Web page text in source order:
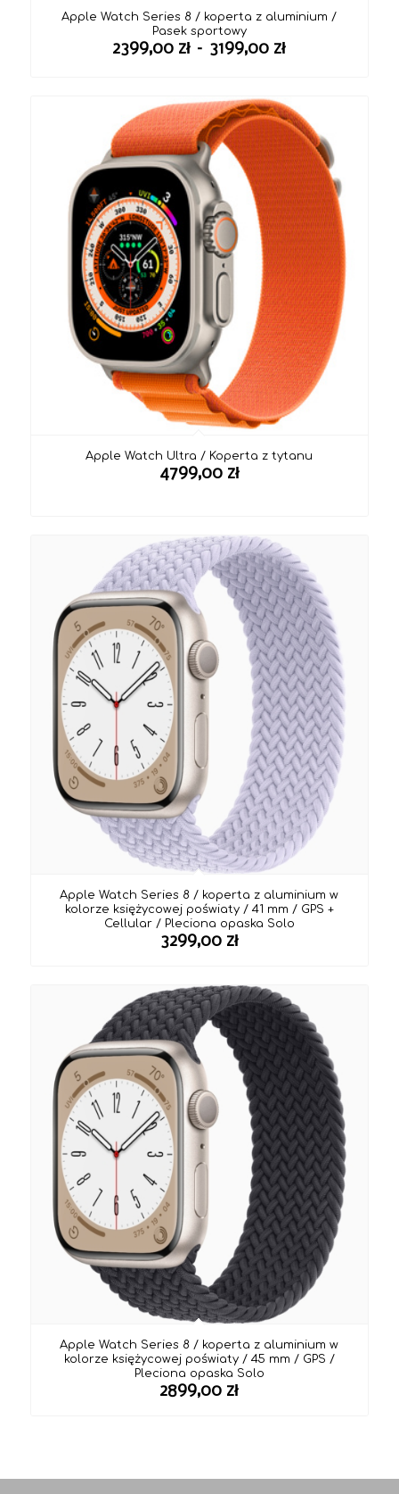
Apple Watch Series 8 / koperta z aluminium /
Pasek sportowy
2399,00 zł – 3199,00 złZakres
2399,00 zł
do
3199,00 zł
Apple Watch Ultra / Koperta z tytanu
4799,00 zł
Apple Watch Series 8 / koperta z aluminium w
kolorze księżycowej poświaty / 41 mm / GPS +
Cellular / Pleciona opaska Solo
3299,00 zł
Apple Watch Series 8 / koperta z aluminium w
kolorze księżycowej poświaty / 45 mm / GPS /
Pleciona opaska Solo
2899,00 zł